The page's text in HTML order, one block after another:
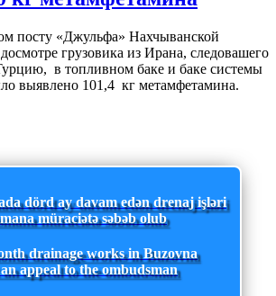
посту «Джульфа» Нахчыванской
грузовика из Ирана, следовашего
в топливном баке и баке системы
выявлено 101,4 кг метамфетамина.
dörd ay davam edən drenaj işləri
müraciətə səbəb olub
drainage works in Buzovna
appeal to the ombudsman